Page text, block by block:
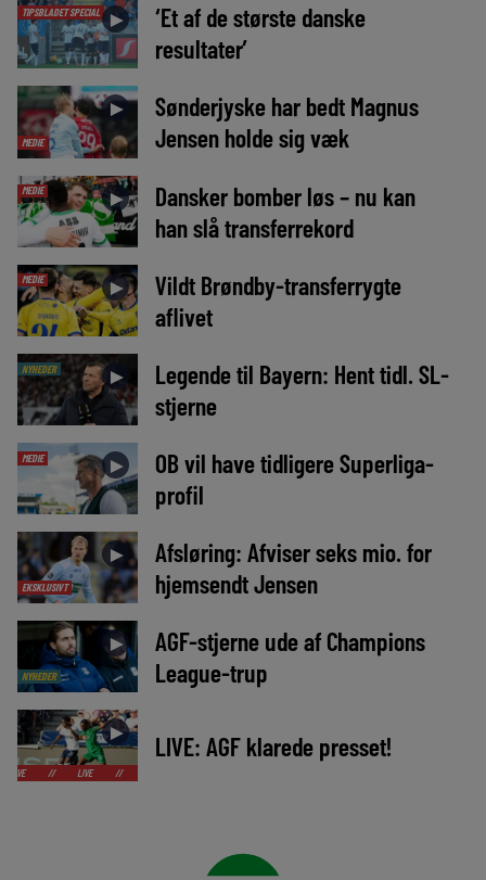
TIPSBLADET SPECIAL ►
‘Et af de største danske
resultater’
MEDIE
►
Sønderjyske har bedt Magnus
Jensen holde sig væk
MEDIE ►
Dansker bomber løs – nu kan
han slå transferrekord
MEDIE ►
Vildt Brøndby-transferrygte
aflivet
NYHEDER ►
Legende til Bayern: Hent tidl. SL-
stjerne
MEDIE ►
OB vil have tidligere Superliga-
profil
EKSKLUSIVT
►
Afsløring: Afviser seks mio. for
hjemsendt Jensen
NYHEDER
►
AGF-stjerne ude af Champions
League-trup
►
LIVE // LIVE //
LIVE: AGF klarede presset!